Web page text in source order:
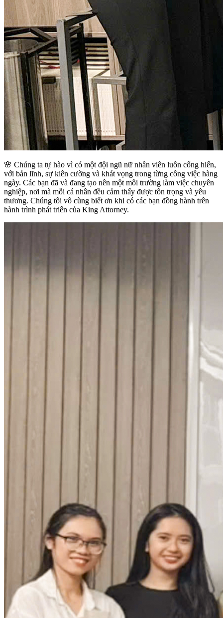
🌸 Chúng ta tự hào vì có một đội ngũ nữ nhân viên luôn cống hiến,
với bản lĩnh, sự kiên cường và khát vọng trong từng công việc hàng
ngày. Các bạn đã và đang tạo nên một môi trường làm việc chuyên
nghiệp, nơi mà mỗi cá nhân đều cảm thấy được tôn trọng và yêu
thương. Chúng tôi vô cùng biết ơn khi có các bạn đồng hành trên
hành trình phát triển của King Attorney.